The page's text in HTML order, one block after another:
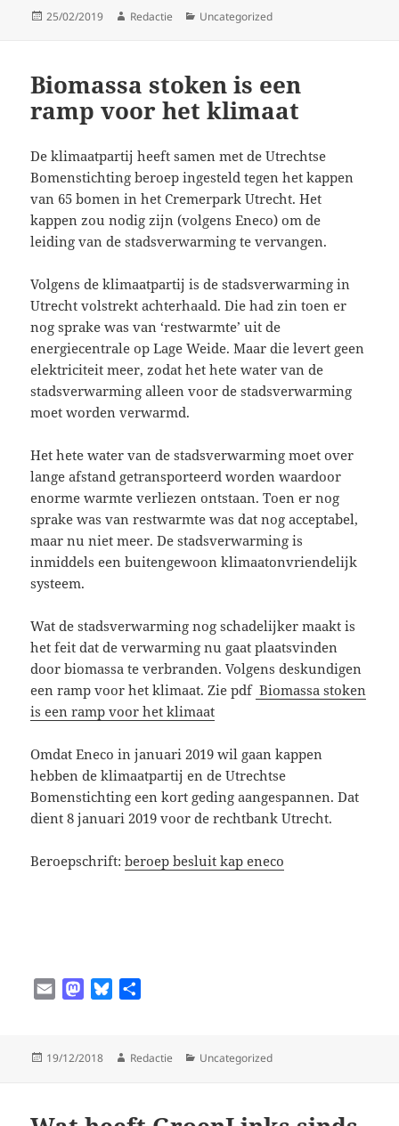
i
t
n
e
e
Geplaatst
25/02/2019 Auteur
Redactie Categorieën
Uncategorized
Biomassa stoken is een
ramp voor het klimaat
De klimaatpartij heeft samen met de Utrechtse
Bomenstichting beroep ingesteld tegen het kappen
van 65 bomen in het Cremerpark Utrecht. Het
kappen zou nodig zijn (volgens Eneco) om de
leiding van de stadsverwarming te vervangen.
Volgens de klimaatpartij is de stadsverwarming in
Utrecht volstrekt achterhaald. Die had zin toen er
nog sprake was van ‘restwarmte’ uit de
energiecentrale op Lage Weide. Maar die levert geen
elektriciteit meer, zodat het hete water van de
stadsverwarming alleen voor de stadsverwarming
moet worden verwarmd.
Het hete water van de stadsverwarming moet over
lange afstand getransporteerd worden waardoor
enorme warmte verliezen ontstaan. Toen er nog
sprake was van restwarmte was dat nog acceptabel,
maar nu niet meer. De stadsverwarming is
inmiddels een buitengewoon klimaatonvriendelijk
systeem.
Wat de stadsverwarming nog schadelijker maakt is
het feit dat de verwarming nu gaat plaatsvinden
door biomassa te verbranden. Volgens deskundigen
een ramp voor het klimaat. Zie pdf Biomassa stoken
is een ramp voor het klimaat
Omdat Eneco in januari 2019 wil gaan kappen
hebben de klimaatpartij en de Utrechtse
Bomenstichting een kort geding aangespannen. Dat
dient 8 januari 2019 voor de rechtbank Utrecht.
Beroepschrift:beroep besluit kap eneco
i
M
t
o
e
e
Geplaatst
19/12/2018 Auteur
Redactie Categorieën
Uncategorized